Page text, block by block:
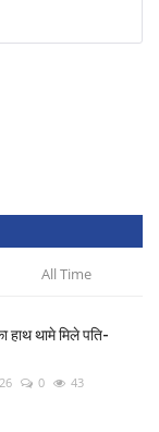
All Time
हाथ थामे मिले पति-
0 43